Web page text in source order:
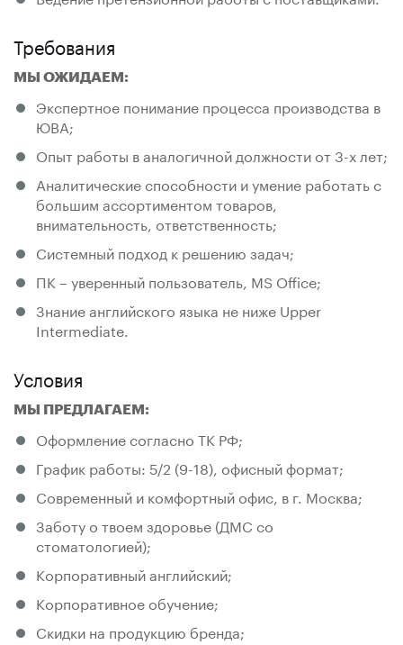
Требования
МЫ ОЖИДАЕМ:
Экспертное понимание процесса производства в
ЮВА;
Опыт работы в аналогичной должности от 3-х лет;
Аналитические способности и умение работать с
большим ассортиментом товаров,
внимательность, ответственность;
Системный подход к решению задач;
ПК – уверенный пользователь, MS Office;
Знание английского языка не ниже Upper
Intermediate.
Условия
МЫ ПРЕДЛАГАЕМ:
Оформление согласно ТК РФ;
График работы: 5/2 (9-18), офисный формат;
Современный и комфортный офис, в г. Москва;
Заботу о твоем здоровье (ДМС со
стоматологией);
Корпоративный английский;
Корпоративное обучение;
Скидки на продукцию бренда;